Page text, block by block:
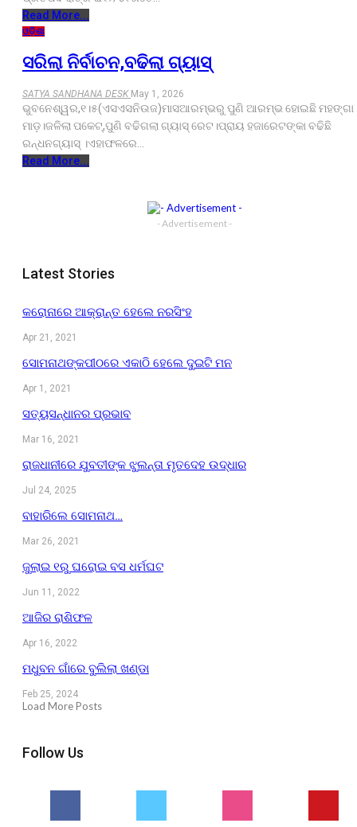
Read More...
ଓଡ଼ିଶା
ସରିଲା ନିର୍ବାଚନ,ବଢିଲା ଗ୍ୟାସ୍
SATYA SANDHANA DESK May 1, 2026
ଭୁବନେଶ୍ୱର,୧।୫(ଏସଏସନିଉଜ)ମାସଆରମ୍ଭରୁ ପୁଣି ଆରମ୍ଭ ହୋଇଛି ମହଙ୍ଗା
ମାଡ଼।ଜଳିଲା ପକେଟ୍,ପୁଣି ବଢିଗଲା ଗ୍ୟାସ୍ ରେଟ।ପ୍ରାୟ ହଜାରେଟଙ୍କା ବଢିଛି
ରନ୍ଧନଗ୍ୟାସ୍ ।ଏହାଫଳରେ…
Read More...
- Advertisement -
Latest Stories
କରୋନାରେ ଆକ୍ରାନ୍ତ ହେଲେ ନରସିଂହ
Apr 21, 2021
ସୋମନାଥଙ୍କପୀଠରେ ଏକାଠି ହେଲେ ଦୁଇଟି ମନ
Apr 1, 2021
ସତ୍ୟସନ୍ଧାନର ପ୍ରଭାବ
Mar 16, 2021
ରାଜଧାନୀରେ ଯୁବତୀଙ୍କ ଝୁଲନ୍ତା ମୃତଦେହ ଉଦ୍ଧାର
Jul 24, 2025
ବାହାରିଲେ ସୋମନାଥ…
Mar 26, 2021
ଜୁଲାଇ ୧ରୁ ଘରୋଇ ବସ ଧର୍ମଘଟ
Jun 11, 2022
ଆଜିର ରାଶିଫଳ
Apr 16, 2022
ମଧୁବନ ଗାଁରେ ବୁଲିଲା ଖଣ୍ଡା
Feb 25, 2024
Load More Posts
Follow Us